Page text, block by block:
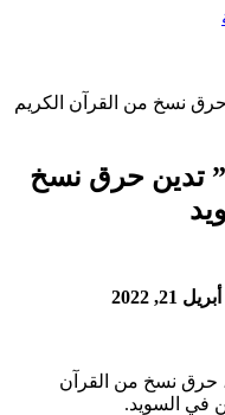
نسخ من القرآن الكريم
تدين حرق نسخ
أبريل 21, 2022
حرق نسخ من القرآن
في السويد.